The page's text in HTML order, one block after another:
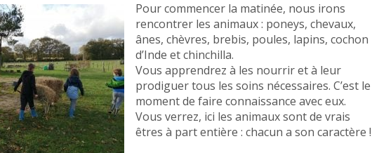
Pour commencer la matinée, nous irons
rencontrer les animaux : poneys, chevaux,
ânes, chèvres, brebis, poules, lapins, cochon
d’Inde et chinchilla.
Vous apprendrez à les nourrir et à leur
prodiguer tous les soins nécessaires. C’est le
moment de faire connaissance avec eux.
Vous verrez, ici les animaux sont de vrais
êtres à part entière : chacun a son caractère !